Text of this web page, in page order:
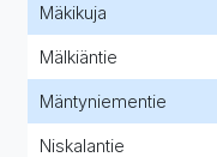
Mäkikuja
Mälkiäntie
Mäntyniementie
Niskalantie